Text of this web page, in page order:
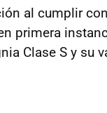
al cumplir
primera
Clase S y su